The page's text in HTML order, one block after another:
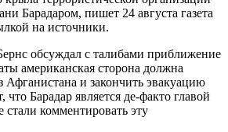
Барадаром, пишет 24 августа газета
на источники.
обсуждал с талибами приближение
американская сторона должна
Афганистана и закончить эвакуацию
что Барадар является де-факто главой
комментировать эту